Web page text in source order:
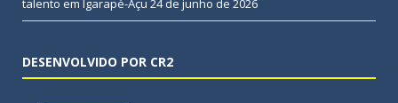
DESENVOLVIDO POR CR2